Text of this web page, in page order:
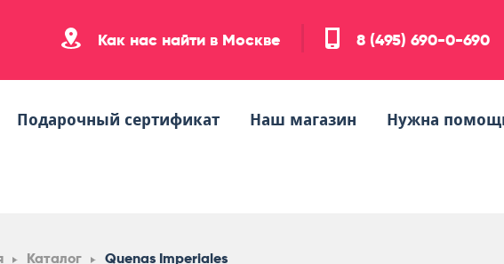
Как нас найти в Москве 8 (495) 690-0-690
Подарочный сертификат Наш магазин Нужна
Каталог Quenas Imperiales